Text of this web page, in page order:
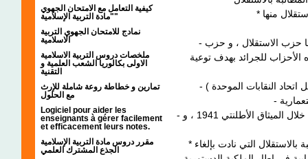
كيفية التعامل مع الامتحان الجهوي
"مادة التربية الإسلامية"
نمادج للامتحان الجهوي التربية
الاسلامية
ملخصات دروس التربية الاسلامية
الاولى بكالوريا الشعب العلمية و
التقنية
تمارين و خطاطة روعة شاملة للإرث
مع الحلول
Logiciel pour aider les
enseignants à gérer facilement
et efficacement leurs notes.
مقرر دروس مادة التربية الإسلامية
الجذع المشترك العلمي
- توسع الحركة الوطنية بظهور أحزاب جديدة في طليعتها حزب الاستقلال ، و حزب
للجرائد بهدف توعية
- تأييد الحلفاء لمبدأ حق الشعوب في تقرير مصيرها من خلال الميثاق الأطلنتي 1941 ، و
* في 11 يناير 1944 أصدر حزب الاستقلال وثيقة المطالبة بالاستقلال التي نادت بإلغاء